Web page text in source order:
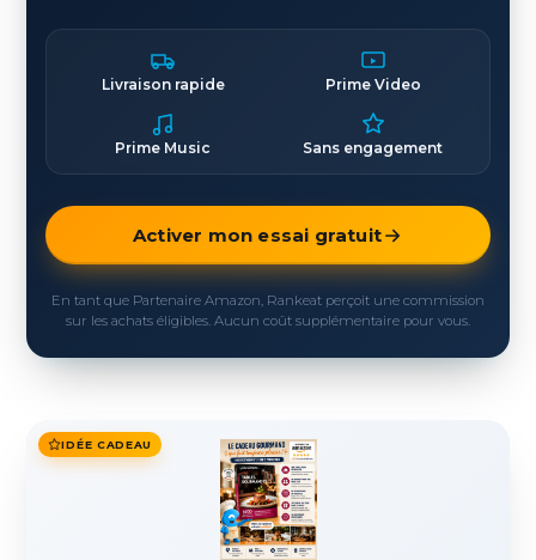
Livraison rapide Prime Video
Prime Music Sans engagement
Activer mon essai gratuit
En tant que Partenaire Amazon, Rankeat perçoit une commission
sur les achats éligibles. Aucun coût supplémentaire pour vous.
IDÉE CADEAU